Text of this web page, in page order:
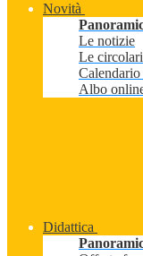
Novità
Le notizie
Le circolari
Calendario
Albo
Didattica